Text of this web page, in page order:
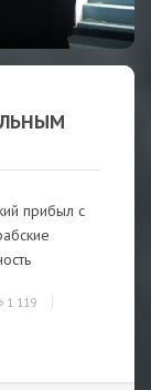
прибыл с
1 119